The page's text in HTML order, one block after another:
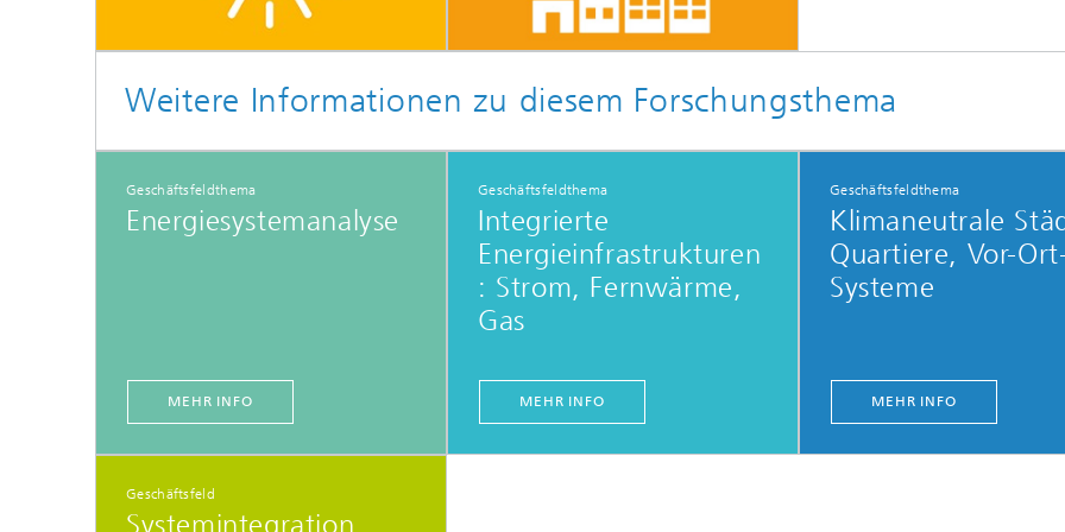
Weitere Informationen zu diesem Forschungsthema
Geschäftsfeldthema
Energiesystemanalyse
MEHR INFO
Geschäftsfeldthema
Integrierte
Energieinfrastrukturen
: Strom, Fernwärme,
Gas
MEHR INFO
Geschäftsfeldthema
Klimaneutrale
Quartiere, Vor-
Systeme
MEHR INFO
Geschäftsfeld
Systemintegration